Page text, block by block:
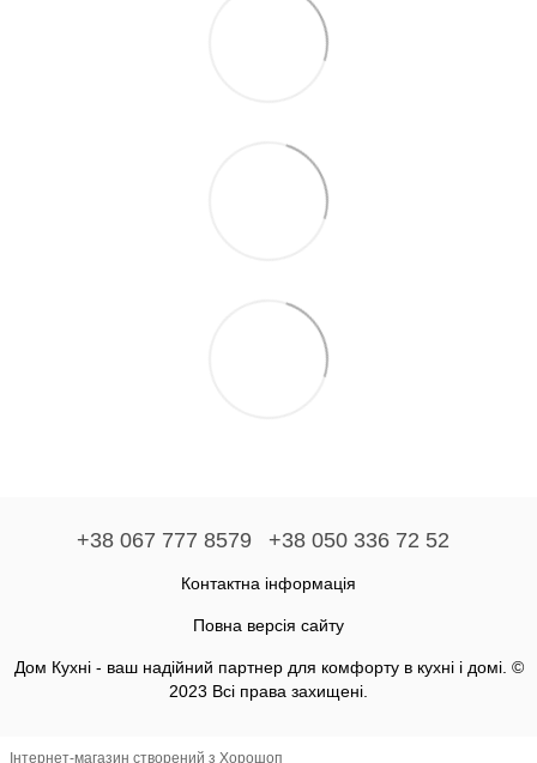
+38 067 777 8579 +38 050 336 72 52
Контактна інформація
Повна версія сайту
Дом Кухні - ваш надійний партнер для комфорту в кухні і домі. ©
2023 Всі права захищені.
Інтернет-магазин створений з Хорошоп